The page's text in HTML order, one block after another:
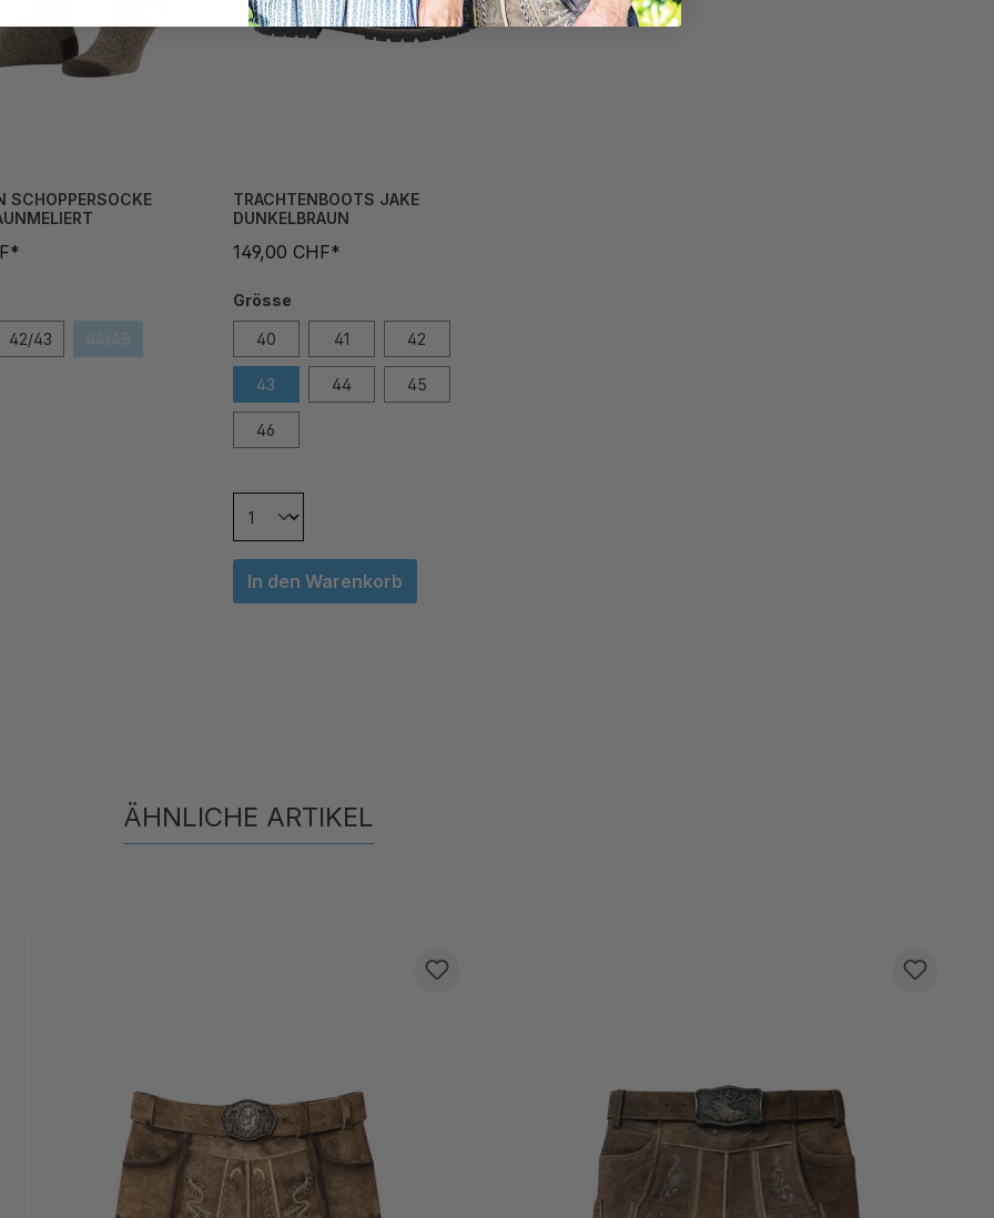
SCHOPPERSOCKE
42/43 44/45
TRACHTENBOOTS JAKE
DUNKELBRAUN
149,00 CHF*
Grösse
40 41 42
43 44 45
46
In den Warenkorb
ÄHNLICHE ARTIKEL